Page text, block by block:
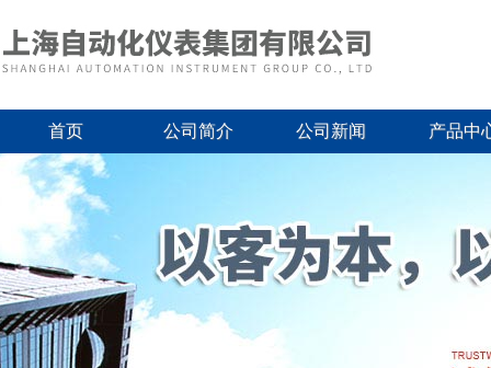
首页 公司简介 公司新闻 产品中